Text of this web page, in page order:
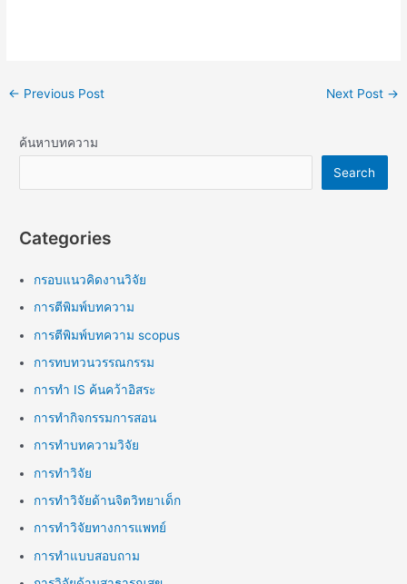
← Previous Post Next Post →
ค้นหาบทความ
Search
Categories
กรอบแนวคิดงานวิจัย
การตีพิมพ์บทความ
การตีพิมพ์บทความ scopus
การทบทวนวรรณกรรม
การทำ IS ค้นคว้าอิสระ
การทำกิจกรรมการสอน
การทำบทความวิจัย
การทำวิจัย
การทำวิจัยด้านจิตวิทยาเด็ก
การทำวิจัยทางการแพทย์
การทำแบบสอบถาม